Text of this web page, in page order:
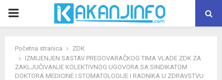
PRIMARY
Početna stranica
ZDK
IZMIJENJEN SASTAV PREGOVARAČKOG TIMA VLADE ZDK ZA
ZAKLJUČIVANJE KOLEKTIVNOG UGOVORA SA SINDIKATOM
DOKTORA MEDICINE I STOMATOLOGIJE I RADNIKA U ZDRAVSTVU